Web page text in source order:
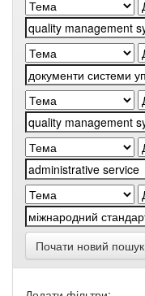
Почати новий пошук